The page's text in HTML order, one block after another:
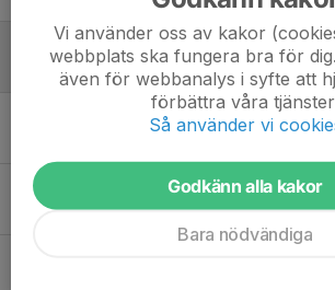
Välkommen, Sunbul!
20 apr, 17:00
Spelarprofilen: Minna Rodin
Spelarprofilen: Aleah Engman
8 apr, 17:00
Vi använder oss av kakor
webbplats ska fungera bra för
även för webbanalys i syfte att
förbättra våra
Så använder vi
Godkänn alla kakor
Bara nödvändiga